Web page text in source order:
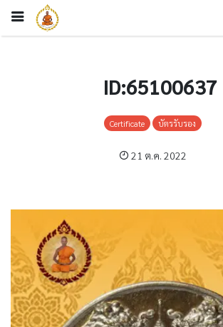
ID:65100637
Certificate บัตรรับรอง
21 ต.ค. 2022